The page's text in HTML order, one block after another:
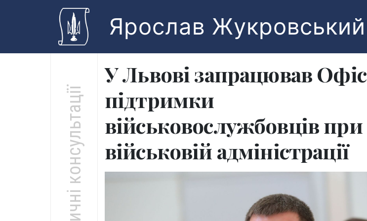
Skip to main content
Ярослав Жукровський
Юридичні консультації
У Львові запрацював Офіс
підтримки
військовослужбовців при
військовій адміністрації